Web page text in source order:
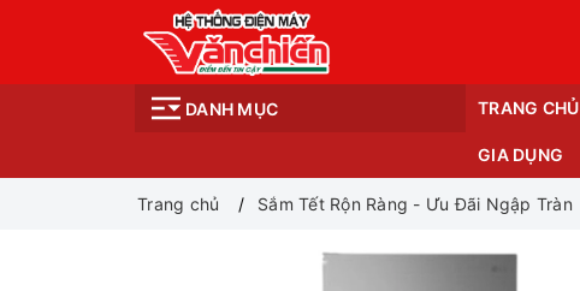
DANH MỤC TRANG CHỦ
GIA DỤNG
Trang chủ Sắm Tết Rộn Ràng - Ưu Đãi Ngập Tràn